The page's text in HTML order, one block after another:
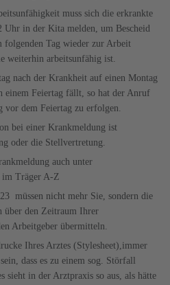
muss sich die erkrankte
Uhr in der Kita melden, um Bescheid
folgenden Tag wieder zur Arbeit
weiterhin arbeitsunfähig ist.
nach der Krankheit auf einen Montag
einem Feiertag fällt, so hat der Anruf
vor dem Feiertag zu erfolgen.
bei einer Krankmeldung ist
oder die Stellvertretung.
auch unter
Träger A-Z
müssen nicht mehr Sie, sondern die
über den Zeitraum Ihrer
Arbeitgeber übermitteln.
Ihres Arztes (Stylesheet),immer
dass es zu einem sog. Störfall
sieht in der Arztpraxis so aus, als hätte